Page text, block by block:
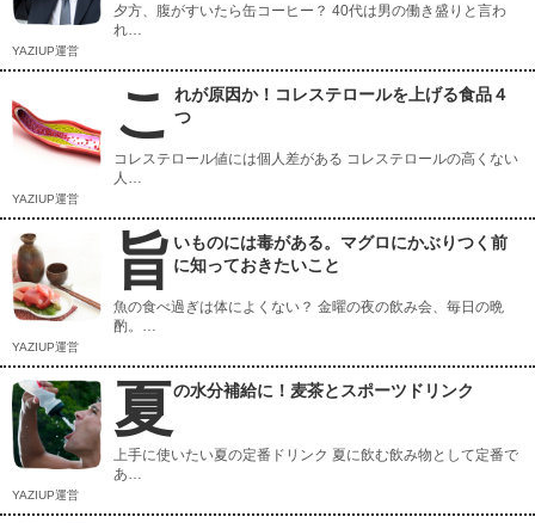
夕方、腹がすいたら缶コーヒー？ 40代は男の働き盛りと言わ
れ…
YAZIUP運営
こ れが原因か！コレステロールを上げる食品４
つ
コレステロール値には個人差がある コレステロールの高くない
人…
YAZIUP運営
旨 いものには毒がある。マグロにかぶりつく前
に知っておきたいこと
魚の食べ過ぎは体によくない？ 金曜の夜の飲み会、毎日の晩
酌。…
YAZIUP運営
夏の水分補給に！麦茶とスポーツドリンク
上手に使いたい夏の定番ドリンク 夏に飲む飲み物として定番で
あ…
YAZIUP運営